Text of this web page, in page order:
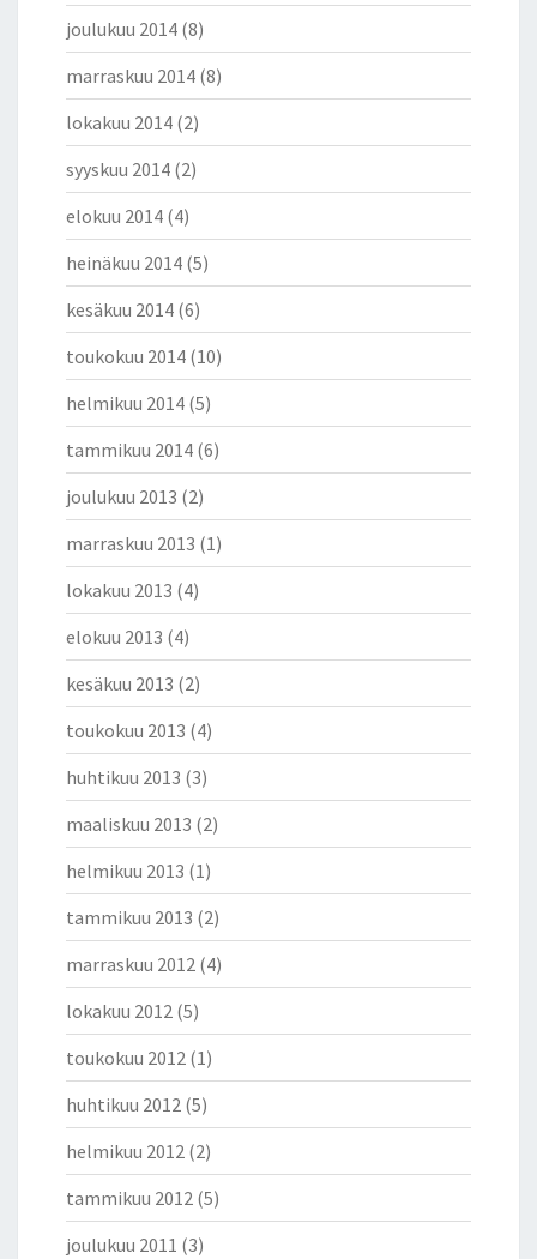
joulukuu 2014 (8)
marraskuu 2014 (8)
lokakuu 2014 (2)
syyskuu 2014 (2)
elokuu 2014 (4)
heinäkuu 2014 (5)
kesäkuu 2014 (6)
toukokuu 2014 (10)
helmikuu 2014 (5)
tammikuu 2014 (6)
joulukuu 2013 (2)
marraskuu 2013 (1)
lokakuu 2013 (4)
elokuu 2013 (4)
kesäkuu 2013 (2)
toukokuu 2013 (4)
huhtikuu 2013 (3)
maaliskuu 2013 (2)
helmikuu 2013 (1)
tammikuu 2013 (2)
marraskuu 2012 (4)
lokakuu 2012 (5)
toukokuu 2012 (1)
huhtikuu 2012 (5)
helmikuu 2012 (2)
tammikuu 2012 (5)
joulukuu 2011 (3)